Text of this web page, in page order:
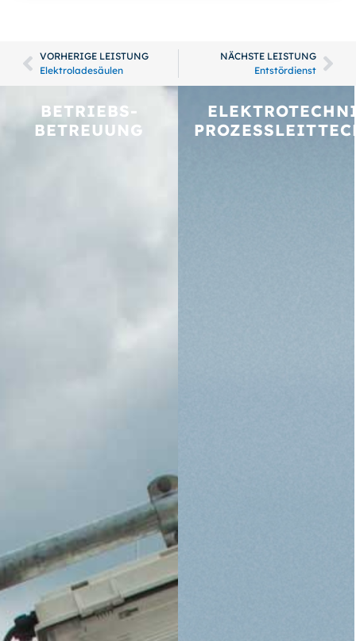
VORHERIGE LEISTUNG
Elektroladesäulen
NÄCHSTE LEISTUNG
Entstördienst
BETRIEBS­
BETREUUNG